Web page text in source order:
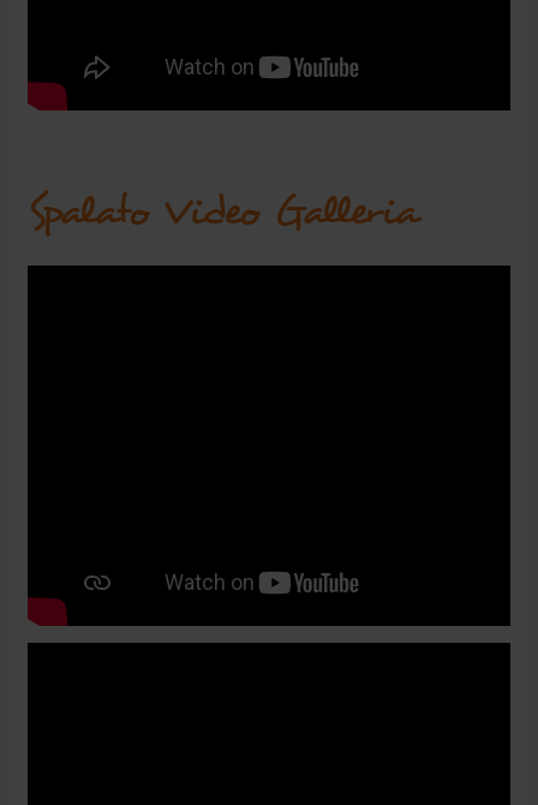
Spalato Video Galleria